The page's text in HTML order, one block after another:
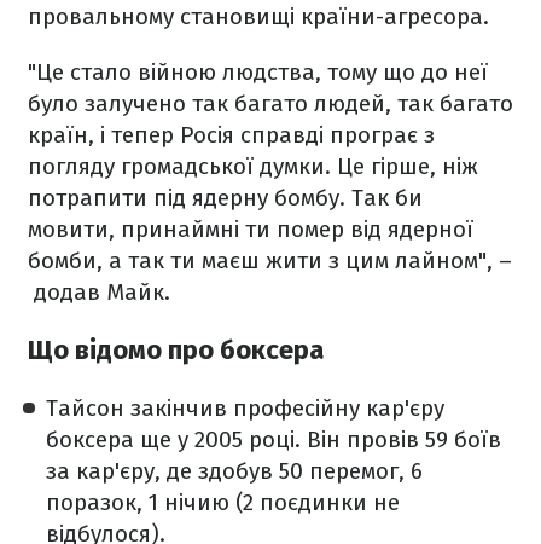
провальному становищі країни-агресора.
"Це стало війною людства, тому що до неї
було залучено так багато людей, так багато
країн, і тепер Росія справді програє з
погляду громадської думки. Це гірше, ніж
потрапити під ядерну бомбу. Так би
мовити, принаймні ти помер від ядерної
бомби, а так ти маєш жити з цим лайном", –
додав Майк.
Що відомо про боксера
Тайсон закінчив професійну кар'єру
боксера ще у 2005 році. Він провів 59 боїв
за кар'єру, де здобув 50 перемог, 6
поразок, 1 нічию (2 поєдинки не
відбулося).